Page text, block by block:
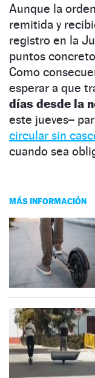
Aunque la
remitida y
registro en la
puntos
Como
esperar a que
días desde la
este jueves–
circular sin
cuando sea
MÁS INFORMACIÓN